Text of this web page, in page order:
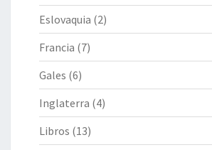
Eslovaquia (2)
Francia (7)
Gales (6)
Inglaterra (4)
Libros (13)